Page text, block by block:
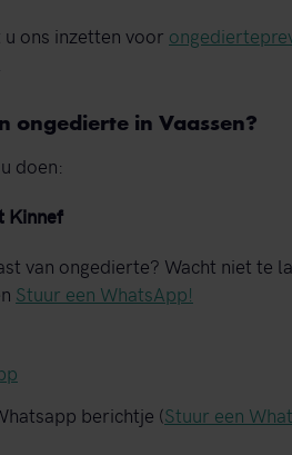
ons inzetten voor
ongedierte in Vaassen?
doen:
Kinnef
van ongedierte? Wacht niet te
Stuur een WhatsApp!
berichtje (Stuur een